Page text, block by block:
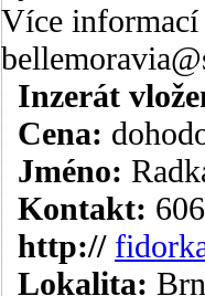
Více informací
Inzerát
Cena:
Jméno:
Kontakt:
http://
Lokalita: